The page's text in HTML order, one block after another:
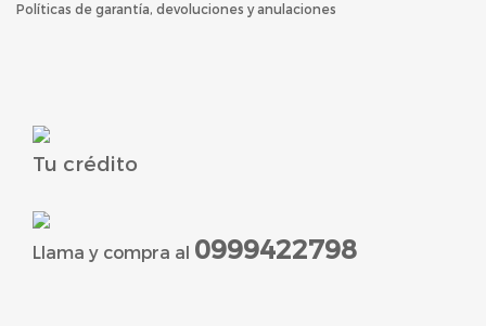
Políticas de garantía, devoluciones y anulaciones
Tu crédito
Llama y compra al 0999422798